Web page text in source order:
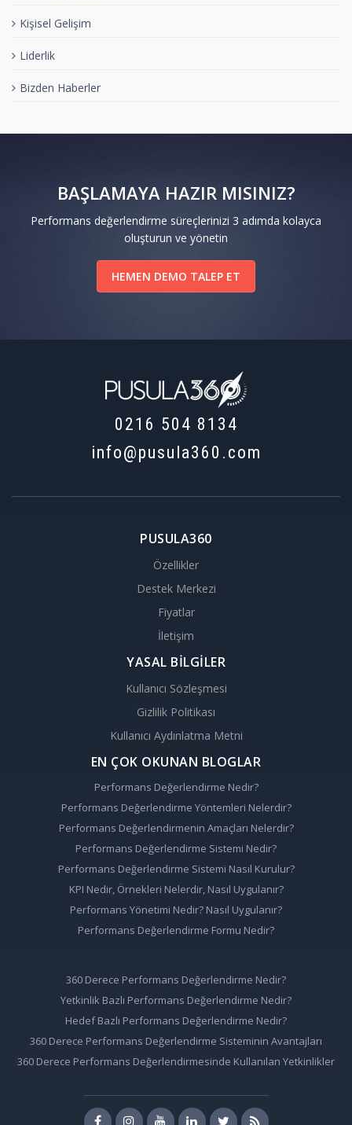
Kişisel Gelişim
Liderlik
Bizden Haberler
BAŞLAMAYA HAZIR MISINIZ?
Performans değerlendirme süreçlerinizi 3 adımda kolayca
oluşturun ve yönetin
HEMEN DEMO TALEP ET
0216 504 8134
info@pusula360.com
PUSULA360
Özellikler
Destek Merkezi
Fiyatlar
İletişim
YASAL BİLGİLER
Kullanıcı Sözleşmesi
Gizlilik Politikası
Kullanıcı Aydınlatma Metni
EN ÇOK OKUNAN BLOGLAR
Performans Değerlendirme Nedir?
Performans Değerlendirme Yöntemleri Nelerdir?
Performans Değerlendirmenin Amaçları Nelerdir?
Performans Değerlendirme Sistemi Nedir?
Performans Değerlendirme Sistemi Nasıl Kurulur?
KPI Nedir, Örnekleri Nelerdir, Nasıl Uygulanır?
Performans Yönetimi Nedir? Nasıl Uygulanır?
Performans Değerlendirme Formu Nedir?
360 Derece Performans Değerlendirme Nedir?
Yetkinlik Bazlı Performans Değerlendirme Nedir?
Hedef Bazlı Performans Değerlendirme Nedir?
360 Derece Performans Değerlendirme Sisteminin Avantajları
360 Derece Performans Değerlendirmesinde Kullanılan Yetkinlikler